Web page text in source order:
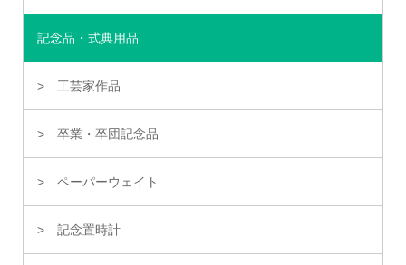
記念品・式典用品
工芸家作品
卒業・卒団記念品
ペーパーウェイト
記念置時計